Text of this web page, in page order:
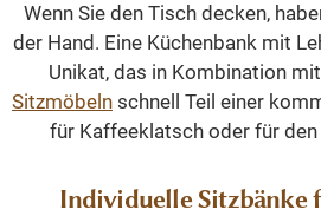
Wenn Sie den Tisch decken,
der Hand. Eine Küchenbank mit
Unikat, das in Kombination
Sitzmöbeln schnell Teil einer
für Kaffeeklatsch oder für
Individuelle Sitzbänke